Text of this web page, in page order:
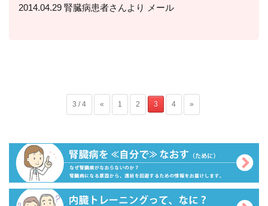
2014.04.29 腎臓病患者さんより メール
3 / 4 « 1 2 3 4 »